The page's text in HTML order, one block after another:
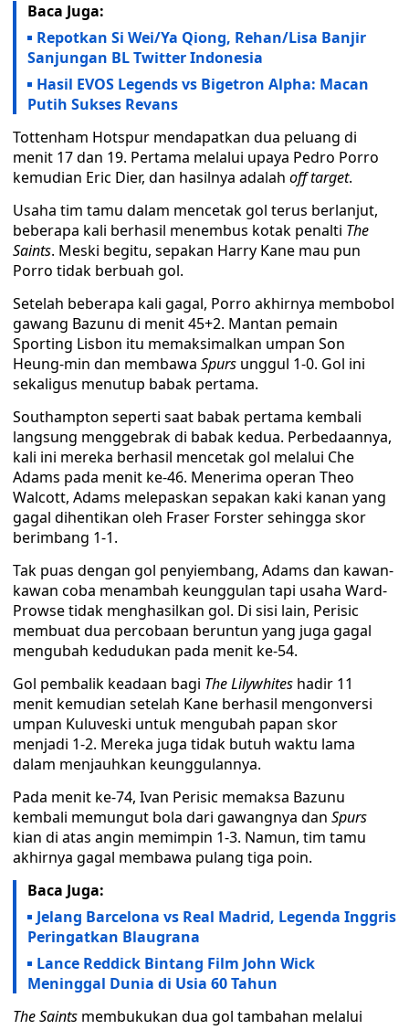
Baca Juga:
Repotkan Si Wei/Ya Qiong, Rehan/Lisa Banjir
Sanjungan BL Twitter Indonesia
Hasil EVOS Legends vs Bigetron Alpha: Macan
Putih Sukses Revans
Tottenham Hotspur mendapatkan dua peluang di
menit 17 dan 19. Pertama melalui upaya Pedro Porro
kemudian Eric Dier, dan hasilnya adalah off target.
Usaha tim tamu dalam mencetak gol terus berlanjut,
beberapa kali berhasil menembus kotak penalti The
Saints. Meski begitu, sepakan Harry Kane mau pun
Porro tidak berbuah gol.
Setelah beberapa kali gagal, Porro akhirnya membobol
gawang Bazunu di menit 45+2. Mantan pemain
Sporting Lisbon itu memaksimalkan umpan Son
Heung-min dan membawa Spurs unggul 1-0. Gol ini
sekaligus menutup babak pertama.
Southampton seperti saat babak pertama kembali
langsung menggebrak di babak kedua. Perbedaannya,
kali ini mereka berhasil mencetak gol melalui Che
Adams pada menit ke-46. Menerima operan Theo
Walcott, Adams melepaskan sepakan kaki kanan yang
gagal dihentikan oleh Fraser Forster sehingga skor
berimbang 1-1.
Tak puas dengan gol penyiembang, Adams dan kawan-
kawan coba menambah keunggulan tapi usaha Ward-
Prowse tidak menghasilkan gol. Di sisi lain, Perisic
membuat dua percobaan beruntun yang juga gagal
mengubah kedudukan pada menit ke-54.
Gol pembalik keadaan bagi The Lilywhites hadir 11
menit kemudian setelah Kane berhasil mengonversi
umpan Kuluveski untuk mengubah papan skor
menjadi 1-2. Mereka juga tidak butuh waktu lama
dalam menjauhkan keunggulannya.
Pada menit ke-74, Ivan Perisic memaksa Bazunu
kembali memungut bola dari gawangnya dan Spurs
kian di atas angin memimpin 1-3. Namun, tim tamu
akhirnya gagal membawa pulang tiga poin.
Baca Juga:
Jelang Barcelona vs Real Madrid, Legenda Inggris
Peringatkan Blaugrana
Lance Reddick Bintang Film John Wick
Meninggal Dunia di Usia 60 Tahun
The Saints membukukan dua gol tambahan melalui